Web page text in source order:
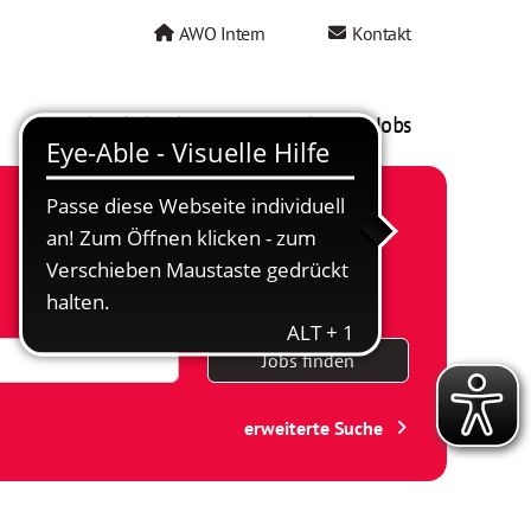
AWO Intern Kontakt
AWO als Arbeitgeber Mein AWO Jobs
Jobs finden
erweiterte Suche